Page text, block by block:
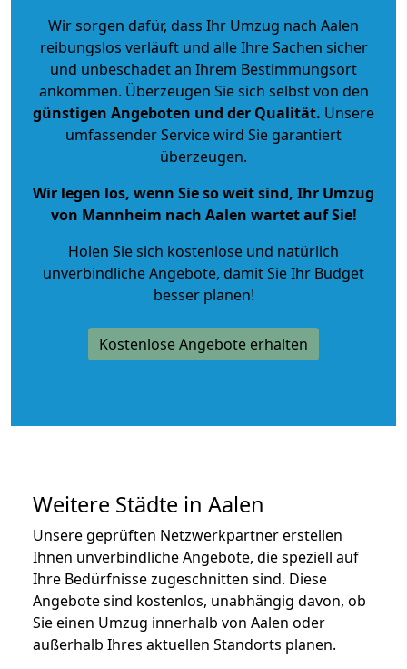
Wir sorgen dafür, dass Ihr Umzug nach Aalen
reibungslos verläuft und alle Ihre Sachen sicher
und unbeschadet an Ihrem Bestimmungsort
ankommen. Überzeugen Sie sich selbst von den
günstigen Angeboten und der Qualität. Unsere
umfassender Service wird Sie garantiert
überzeugen.
Wir legen los, wenn Sie so weit sind, Ihr Umzug
von Mannheim nach Aalen wartet auf Sie!
Holen Sie sich kostenlose und natürlich
unverbindliche Angebote, damit Sie Ihr Budget
besser planen!
Kostenlose Angebote erhalten
Weitere Städte in Aalen
Unsere geprüften Netzwerkpartner erstellen
Ihnen unverbindliche Angebote, die speziell auf
Ihre Bedürfnisse zugeschnitten sind. Diese
Angebote sind kostenlos, unabhängig davon, ob
Sie einen Umzug innerhalb von Aalen oder
außerhalb Ihres aktuellen Standorts planen.